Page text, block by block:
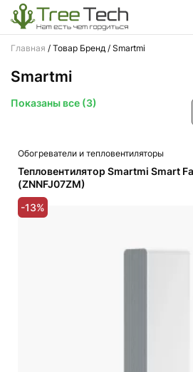
Главная / Товар Бренд / Smartmi
Smartmi
Показаны все (3)
Обогреватели и тепловентиляторы
Тепловентилятор Smartmi Smart
(ZNNFJ07ZM)
-13%